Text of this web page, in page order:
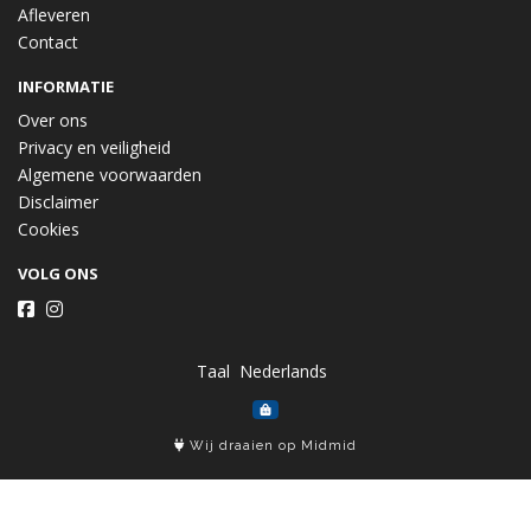
Afleveren
Contact
INFORMATIE
Over ons
Privacy en veiligheid
Algemene voorwaarden
Disclaimer
Cookies
VOLG ONS
Taal
Wij draaien op Midmid